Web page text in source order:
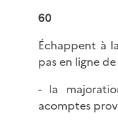
60
Échappent à
pas en ligne
- la
acomptes